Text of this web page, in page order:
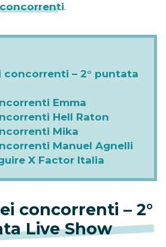
.
concorrenti – 2° puntata
Emma
Hell Raton
Mika
Manuel Agnelli
X Factor Italia
concorrenti – 2°
Live Show